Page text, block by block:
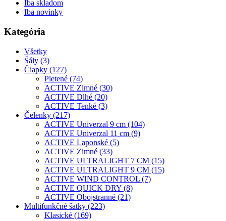
Iba skladom
Iba novinky
Kategória
Všetky
Šály (3)
Čiapky (127)
Pletené (74)
ACTIVE Zimné (30)
ACTIVE Dlhé (20)
ACTIVE Tenké (3)
Čelenky (217)
ACTIVE Univerzal 9 cm (104)
ACTIVE Univerzal 11 cm (9)
ACTIVE Laponské (5)
ACTIVE Zimné (33)
ACTIVE ULTRALIGHT 7 CM (15)
ACTIVE ULTRALIGHT 9 CM (15)
ACTIVE WIND CONTROL (7)
ACTIVE QUICK DRY (8)
ACTIVE Obojstranné (21)
Multifunkčné šatky (223)
Klasické (169)